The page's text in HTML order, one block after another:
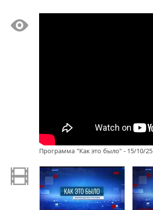
Программа "Как это было" - 15/10/25